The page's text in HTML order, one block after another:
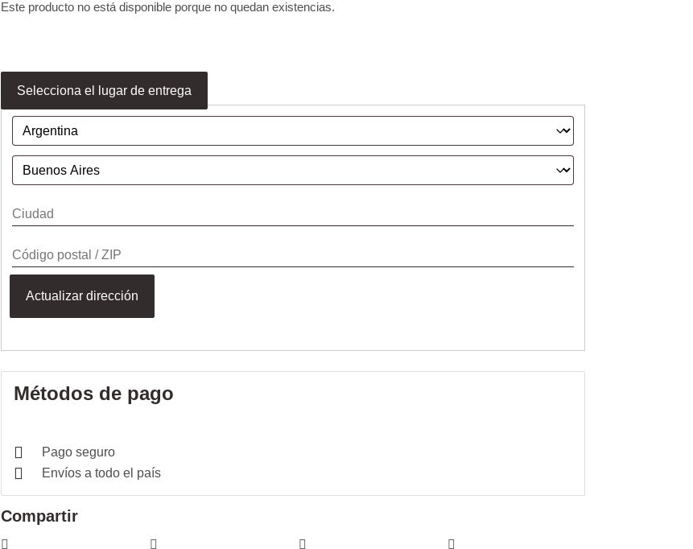
Este producto no está disponible porque no quedan existencias.
Selecciona el lugar de entrega
Actualizar dirección
Métodos de pago
Pago seguro
Envíos a todo el país
Compartir